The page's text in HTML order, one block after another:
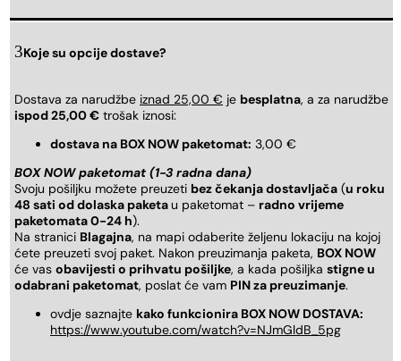
Koje su opcije dostave?
Dostava za narudžbe iznad 25,00 € je besplatna, a za narudžbe
ispod 25,00 € trošak iznosi:
dostava na BOX NOW paketomat: 3,00 €
BOX NOW paketomat (1-3 radna dana)
Svoju pošiljku možete preuzeti bez čekanja dostavljača (u roku
48 sati od dolaska paketau paketomat – radno vrijeme
paketomata 0-24 h).
Na stranici Blagajna, na mapi odaberite željenu lokaciju na kojoj
ćete preuzeti svoj paket. Nakon preuzimanja paketa, BOX NOW
će vas obavijesti o prihvatu pošiljke, a kada pošiljka stigne u
odabrani paketomat, poslat će vam PIN za preuzimanje.
ovdje saznajte kako funkcionira BOX NOW DOSTAVA:
https://www.youtube.com/watch?v=NJmGldB_5pg